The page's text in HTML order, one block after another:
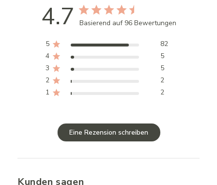
4.7 Basierend auf 96 Bewertungen
5
82
4
5
3
5
2
2
1
2
Eine Rezension schreiben
Kunden sagen